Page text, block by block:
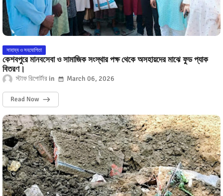
সাহায্য ও সহযোগিতা
কেশবপুরে মানবসেবা ও সামাজিক সংস্থার পক্ষ থেকে অসহায়দের মাঝে ফুড প্যাক
বিতরণ।
স্টাফ রিপোর্টার March 06, 2026
Read Now